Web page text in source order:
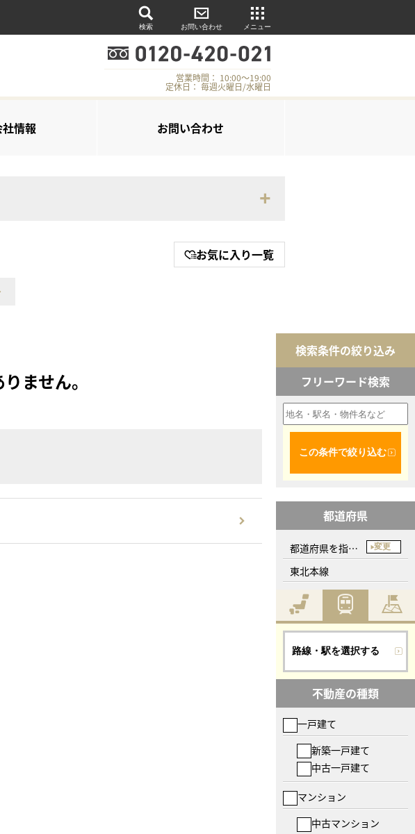
検索 お問い合わせ メニュー
営業時間： 10:00～19:00
定休日： 毎週火曜日/水曜日
情報 お問い合わせ
お気に入り一覧
ません。
検索条件の絞り込み
フリーワード検索
この条件で絞り込む
都道府県
都道府県を指定してください 変更
東北本線
路線・駅を選択する
不動産の種類
一戸建て
新築一戸建て
中古一戸建て
マンション
中古マンション